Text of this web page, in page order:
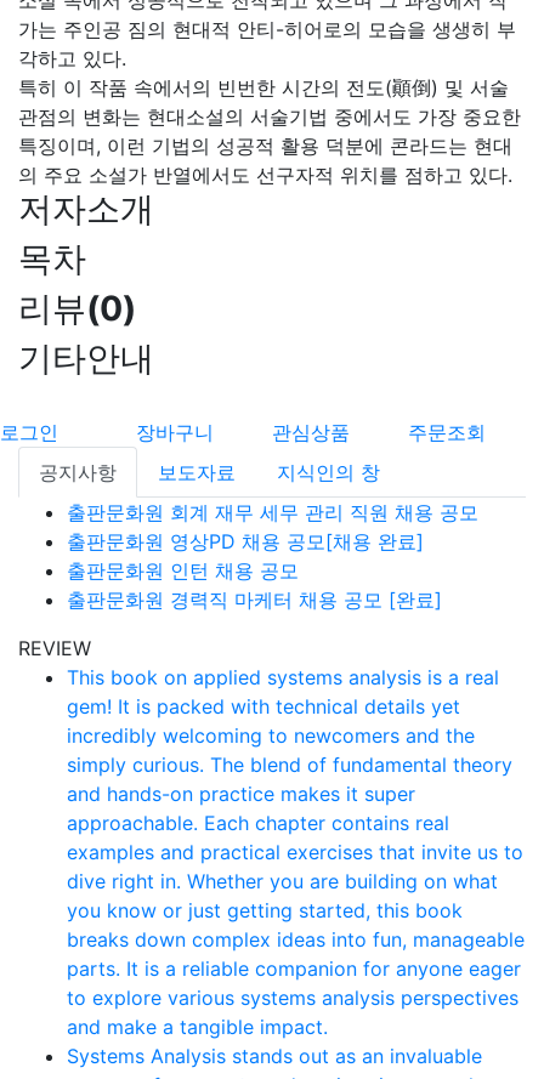
가는 주인공 짐의 현대적 안티-히어로의 모습을 생생히 부
각하고 있다.
특히 이 작품 속에서의 빈번한 시간의 전도(顚倒) 및 서술
관점의 변화는 현대소설의 서술기법 중에서도 가장 중요한
특징이며, 이런 기법의 성공적 활용 덕분에 콘라드는 현대
의 주요 소설가 반열에서도 선구자적 위치를 점하고 있다.
저자소개
목차
리뷰(0)
기타안내
로그인 장바구니 관심상품
주문조회
공지사항
보도자료
지식인의 창
출판문화원 회계 재무 세무 관리 직원 채용 공모
출판문화원 영상PD 채용 공모[채용 완료]
출판문화원 인턴 채용 공모
출판문화원 경력직 마케터 채용 공모 [완료]
REVIEW
This book on applied systems analysis is a real
gem! It is packed with technical details yet
incredibly welcoming to newcomers and the
simply curious. The blend of fundamental theory
and hands-on practice makes it super
approachable. Each chapter contains real
examples and practical exercises that invite us to
dive right in. Whether you are building on what
you know or just getting started, this book
breaks down complex ideas into fun, manageable
parts. It is a reliable companion for anyone eager
to explore various systems analysis perspectives
and make a tangible impact.
Systems Analysis stands out as an invaluable